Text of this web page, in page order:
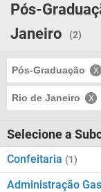
Pós-
Janeiro
(2)
Pós-Graduação
Rio de Janeiro
Selecione a
Confeitaria (1)
Administração